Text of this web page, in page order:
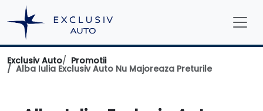
Exclusiv Auto Promotii
Alba Iulia Exclusiv Auto Nu Majoreaza Preturile